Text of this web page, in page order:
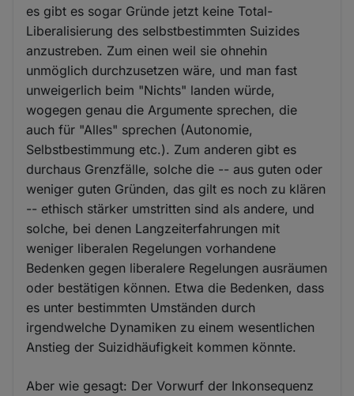
es gibt es sogar Gründe jetzt keine Total-
Liberalisierung des selbstbestimmten Suizides
anzustreben. Zum einen weil sie ohnehin
unmöglich durchzusetzen wäre, und man fast
unweigerlich beim "Nichts" landen würde,
wogegen genau die Argumente sprechen, die
auch für "Alles" sprechen (Autonomie,
Selbstbestimmung etc.). Zum anderen gibt es
durchaus Grenzfälle, solche die -- aus guten oder
weniger guten Gründen, das gilt es noch zu klären
-- ethisch stärker umstritten sind als andere, und
solche, bei denen Langzeiterfahrungen mit
weniger liberalen Regelungen vorhandene
Bedenken gegen liberalere Regelungen ausräumen
oder bestätigen können. Etwa die Bedenken, dass
es unter bestimmten Umständen durch
irgendwelche Dynamiken zu einem wesentlichen
Anstieg der Suizidhäufigkeit kommen könnte.
Aber wie gesagt: Der Vorwurf der Inkonsequenz